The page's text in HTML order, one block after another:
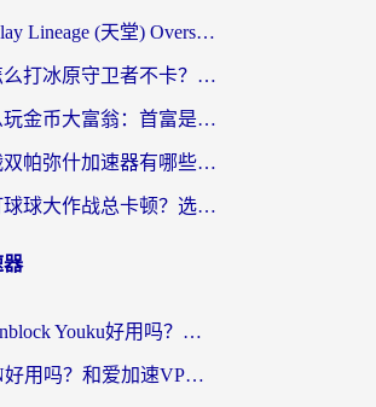
How to Play Lineage (天堂) Overseas? The Ultimate Guide to Choosing the Best Chinese Server Game Accelerator (在国外打天堂加速器)
在国外怎么打冰原守卫者不卡？留学生亲测的国服游戏加速指南
韩国怎么玩金币大富翁：首富是谁？海外党国服游戏加速全攻略
北美玩战双帕弥什加速器有哪些？海外党亲测好用的国服加速指南
在英国打球球大作战总卡顿？选对加速器让你告别延迟（附实测攻略）
器
迅游和Unblock Youku好用吗？海外党亲测：3个维度教你选对回国加速器
穿梭VPN好用吗？和爱加速VPN对比哪个回国效果更好？海外党必看的实用指南